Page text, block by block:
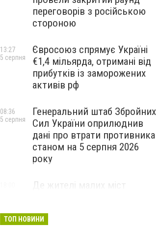
переговорів з російською
стороною
Євросоюз спрямує Україні
€1,4 мільярда, отримані від
прибутків із заморожених
активів рф
13:27
5 серпня
Генеральний штаб Збройних
Сил України оприлюднив
дані про втрати противника
станом на 5 серпня 2026
року
08:36
5 серпня
Де жителі малих міст
НОВИНИ КОМПАНІЙ
ТОП НОВИНИ